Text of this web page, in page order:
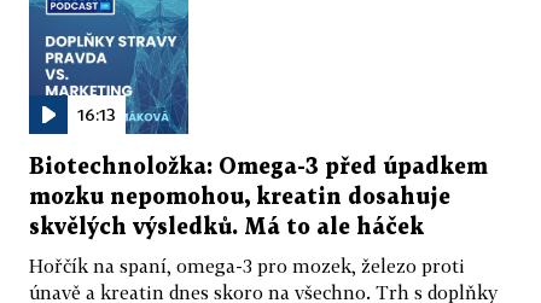
16:13
Biotechnoložka: Omega-3 před úpadkem
mozku nepomohou, kreatin dosahuje
skvělých výsledků. Má to ale háček
Hořčík na spaní, omega-3 pro mozek, železo proti
únavě a kreatin dnes skoro na všechno. Trh s doplňky